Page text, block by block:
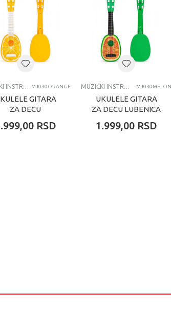
MUZIČKI INSTRUMENTI MJ030ORANGE
GITARA
ZA DECU
RSD
MUZIČKI INSTRUMENTI MJ030MELON
UKULELE GITARA
ZA DECU LUBENICA
1.999,00 RSD